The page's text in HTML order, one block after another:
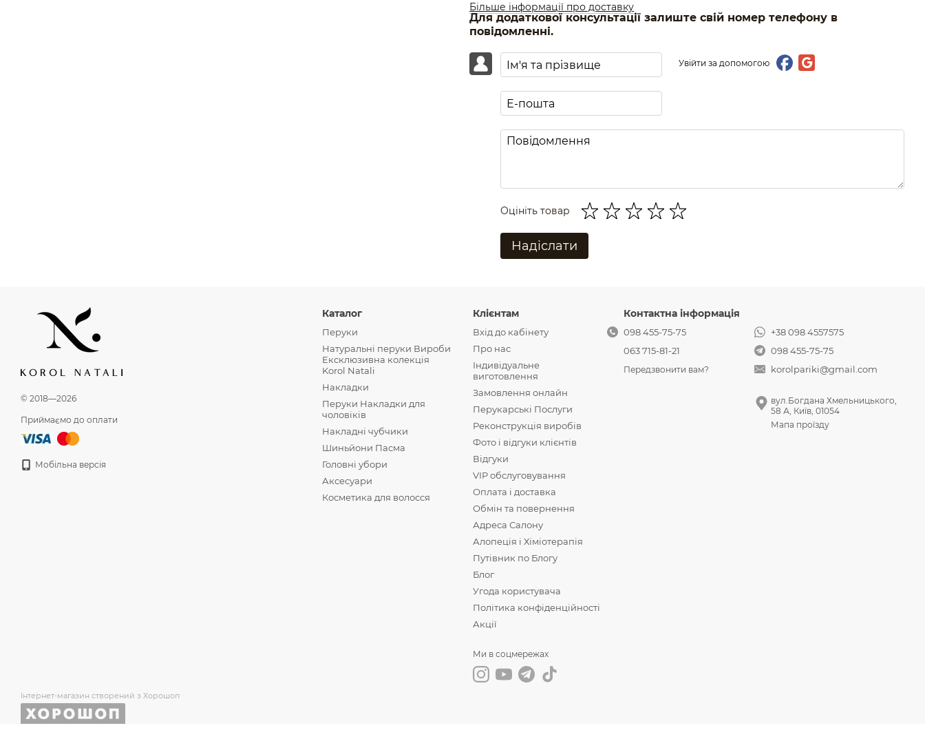
Більше інформації про доставку
Для додаткової консультації залиште свій номер телефону в
повідомленні.
Увійти за допомогою
Оцініть товар
Надіслати
© 2018—2026
Приймаємо до оплати
Мобільна версія
Інтернет-магазин створений з Хорошоп
Каталог
Перуки
Натуральні перуки Вироби
Ексклюзивна колекція
Korol Natali
Накладки
Перуки Накладки для
чоловіків
Накладні чубчики
Шиньйони Пасма
Головні убори
Аксесуари
Косметика для волосся
Клієнтам
Вхід до кабінету
Про нас
Індивідуальне
виготовлення
Замовлення онлайн
Перукарські Послуги
Реконструкція виробів
Фото і відгуки клієнтів
Відгуки
VIP обслуговування
Оплата і доставка
Обмін та повернення
Адреса Салону
Алопеція і Хіміотерапія
Путівник по Блогу
Блог
Угода користувача
Політика конфіденційності
Акції
Ми в соцмережах
Контактна інформація
098 455-75-75
063 715-81-21
Передзвонити вам?
+38 098 4557575
098 455-75-75
korolpariki@gmail.com
вул.Богдана Хмельницького,
58 А, Київ, 01054
Мапа проїзду